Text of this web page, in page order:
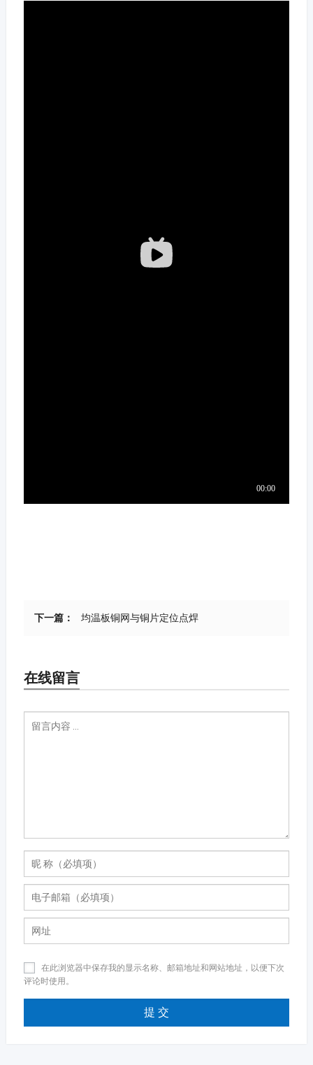
下一篇： 均温板铜网与铜片定位点焊
在线留言
在此浏览器中保存我的显示名称、邮箱地址和网站地址，以便下次
评论时使用。